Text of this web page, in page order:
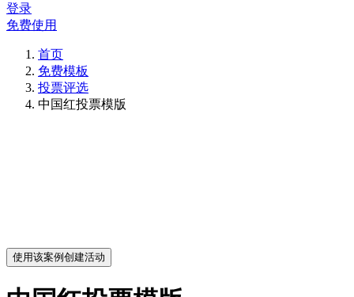
登录
免费使用
首页
免费模板
投票评选
中国红投票模版
使用该案例创建活动